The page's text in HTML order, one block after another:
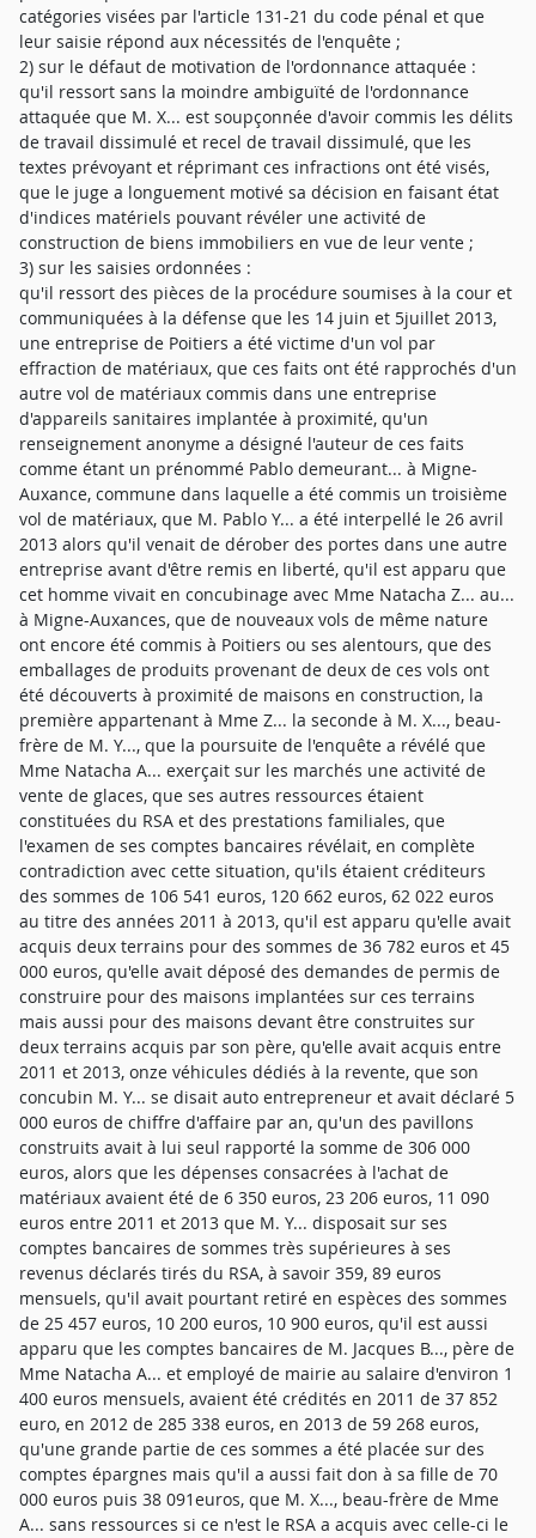
catégories visées par l'article 131-21 du code pénal et que
leur saisie répond aux nécessités de l'enquête ;
2) sur le défaut de motivation de l'ordonnance attaquée :
qu'il ressort sans la moindre ambiguïté de l'ordonnance
attaquée que M. X... est soupçonnée d'avoir commis les délits
de travail dissimulé et recel de travail dissimulé, que les
textes prévoyant et réprimant ces infractions ont été visés,
que le juge a longuement motivé sa décision en faisant état
d'indices matériels pouvant révéler une activité de
construction de biens immobiliers en vue de leur vente ;
3) sur les saisies ordonnées :
qu'il ressort des pièces de la procédure soumises à la cour et
communiquées à la défense que les 14 juin et 5juillet 2013,
une entreprise de Poitiers a été victime d'un vol par
effraction de matériaux, que ces faits ont été rapprochés d'un
autre vol de matériaux commis dans une entreprise
d'appareils sanitaires implantée à proximité, qu'un
renseignement anonyme a désigné l'auteur de ces faits
comme étant un prénommé Pablo demeurant... à Migne-
Auxance, commune dans laquelle a été commis un troisième
vol de matériaux, que M. Pablo Y... a été interpellé le 26 avril
2013 alors qu'il venait de dérober des portes dans une autre
entreprise avant d'être remis en liberté, qu'il est apparu que
cet homme vivait en concubinage avec Mme Natacha Z... au...
à Migne-Auxances, que de nouveaux vols de même nature
ont encore été commis à Poitiers ou ses alentours, que des
emballages de produits provenant de deux de ces vols ont
été découverts à proximité de maisons en construction, la
première appartenant à Mme Z... la seconde à M. X..., beau-
frère de M. Y..., que la poursuite de l'enquête a révélé que
Mme Natacha A... exerçait sur les marchés une activité de
vente de glaces, que ses autres ressources étaient
constituées du RSA et des prestations familiales, que
l'examen de ses comptes bancaires révélait, en complète
contradiction avec cette situation, qu'ils étaient créditeurs
des sommes de 106 541 euros, 120 662 euros, 62 022 euros
au titre des années 2011 à 2013, qu'il est apparu qu'elle avait
acquis deux terrains pour des sommes de 36 782 euros et 45
000 euros, qu'elle avait déposé des demandes de permis de
construire pour des maisons implantées sur ces terrains
mais aussi pour des maisons devant être construites sur
deux terrains acquis par son père, qu'elle avait acquis entre
2011 et 2013, onze véhicules dédiés à la revente, que son
concubin M. Y... se disait auto entrepreneur et avait déclaré 5
000 euros de chiffre d'affaire par an, qu'un des pavillons
construits avait à lui seul rapporté la somme de 306 000
euros, alors que les dépenses consacrées à l'achat de
matériaux avaient été de 6 350 euros, 23 206 euros, 11 090
euros entre 2011 et 2013 que M. Y... disposait sur ses
comptes bancaires de sommes très supérieures à ses
revenus déclarés tirés du RSA, à savoir 359, 89 euros
mensuels, qu'il avait pourtant retiré en espèces des sommes
de 25 457 euros, 10 200 euros, 10 900 euros, qu'il est aussi
apparu que les comptes bancaires de M. Jacques B..., père de
Mme Natacha A... et employé de mairie au salaire d'environ 1
400 euros mensuels, avaient été crédités en 2011 de 37 852
euro, en 2012 de 285 338 euros, en 2013 de 59 268 euros,
qu'une grande partie de ces sommes a été placée sur des
comptes épargnes mais qu'il a aussi fait don à sa fille de 70
000 euros puis 38 091euros, que M. X..., beau-frère de Mme
A... sans ressources si ce n'est le RSA a acquis avec celle-ci le